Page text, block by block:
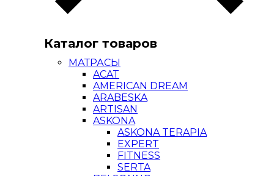
Каталог товаров
МАТРАСЫ
ACAT
AMERICAN DREAM
ARABESKA
ARTISAN
ASKONA
ASKONA TERAPIA
EXPERT
FITNESS
SERTA